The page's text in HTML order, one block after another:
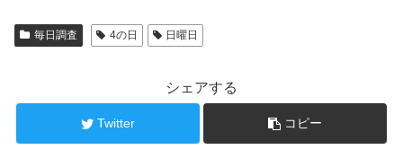
毎日調査 4の日 日曜日
シェアする
Twitter コピー